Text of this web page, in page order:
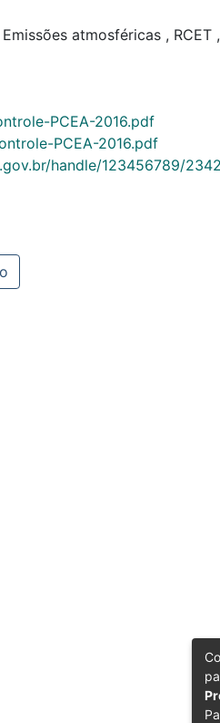
Emissões atmosféricas , RCET ,
PCEA-2016.pdf
PCEA-2016.pdf
handle/123456789/2342